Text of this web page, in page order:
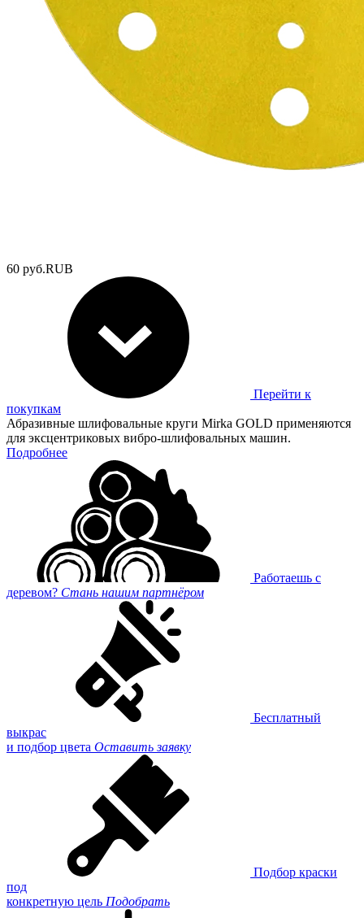
60 руб.RUB
Перейти к
покупкам
Абразивные шлифовальные круги Mirka GOLD применяются
для эксцентриковых вибро-шлифовальных машин.
Подробнее
Работаешь с
деревом? Стань нашим партнёром
Бесплатный
выкрас
и подбор цвета Оставить заявку
Подбор краски
под
конкретную цель Подобрать